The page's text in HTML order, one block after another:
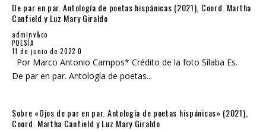
De par en par. Antología de poetas hispánicas (2021), Coord. Martha
Canfield y Luz Mary Giraldo
adminv&co
POESÍA
11 de junio de 2022 0
Por Marco Antonio Campos* Crédito de la foto Sílaba Es.
De par en par. Antología de poetas...
Sobre «Ojos de par en par. Antología de poetas hispánicas» (2021),
Coord. Martha Canfield y Luz Mary Giraldo